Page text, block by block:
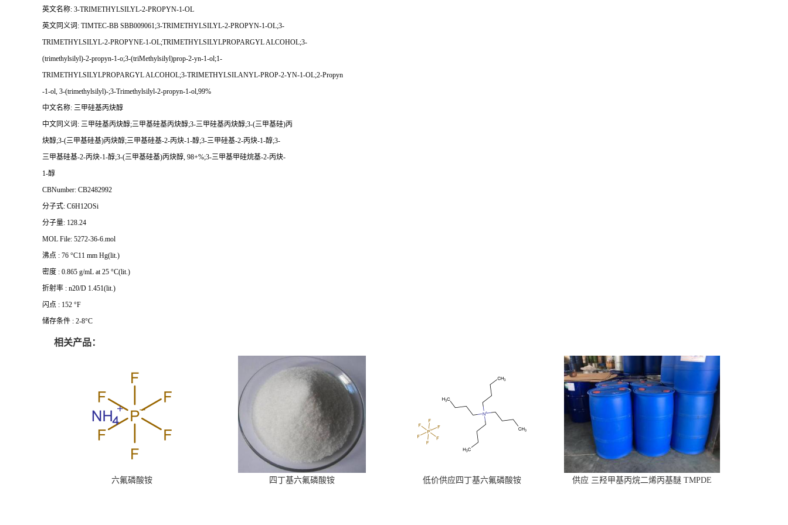
英文名称: 3-TRIMETHYLSILYL-2-PROPYN-1-OL
英文同义词: TIMTEC-BB SBB009061;3-TRIMETHYLSILYL-2-PROPYN-1-OL;3-
TRIMETHYLSILYL-2-PROPYNE-1-OL;TRIMETHYLSILYLPROPARGYL ALCOHOL;3-
(trimethylsilyl)-2-propyn-1-o;3-(triMethylsilyl)prop-2-yn-1-ol;1-
TRIMETHYLSILYLPROPARGYL ALCOHOL;3-TRIMETHYLSILANYL-PROP-2-YN-1-OL;2-Propyn
-1-ol, 3-(trimethylsilyl)-;3-Trimethylsilyl-2-propyn-1-ol,99%
中文名称: 三甲硅基丙炔醇
中文同义词: 三甲硅基丙炔醇;三甲基硅基丙炔醇;3-三甲硅基丙炔醇;3-(三甲基硅)丙
炔醇;3-(三甲基硅基)丙炔醇;三甲基硅基-2-丙炔-1-醇;3-三甲硅基-2-丙炔-1-醇;3-
三甲基硅基-2-丙炔-1-醇;3-(三甲基硅基)丙炔醇, 98+%;3-三甲基甲硅烷基-2-丙炔-
1-醇
CBNumber: CB2482992
分子式: C6H12OSi
分子量: 128.24
MOL File: 5272-36-6.mol
沸点 : 76 °C11 mm Hg(lit.)
密度 : 0.865 g/mL at 25 °C(lit.)
折射率 : n20/D 1.451(lit.)
闪点 : 152 °F
储存条件 : 2-8°C
相关产品：
六氟磷酸铵 四丁基六氟磷酸铵 低价供应四丁基六氟磷酸铵
供应 三羟甲基丙烷二烯丙基醚 TMPDE